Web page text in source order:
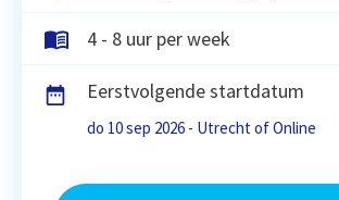
4 - 8 uur per week
Eerstvolgende startdatum
do 10 sep 2026 - Utrecht of Online